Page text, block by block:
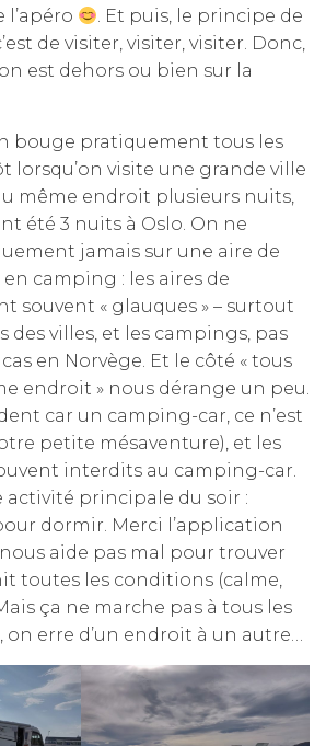
l’apéro
. Et puis, le principe de
de visiter, visiter, visiter. Donc,
est dehors ou bien sur la
bouge pratiquement tous les
lorsqu’on visite une grande ville
même endroit plusieurs nuits,
été 3 nuits à Oslo. On ne
jamais sur une aire de
camping : les aires de
souvent « glauques » – surtout
des villes, et les campings, pas
en Norvège. Et le côté « tous
endroit » nous dérange un peu.
car un camping-car, ce n’est
petite mésaventure), et les
interdits au camping-car.
activité principale du soir :
dormir. Merci l’application
aide pas mal pour trouver
toutes les conditions (calme,
ça ne marche pas à tous les
on erre d’un endroit à un autre…